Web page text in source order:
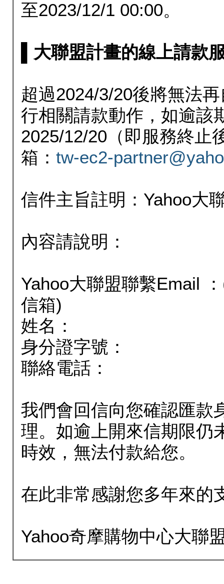
至2023/12/1 00:00。
▌大聯盟計畫的線上請款
超過2024/3/20後將無法
行相關請款動作，如逾該
2025/12/20（即服務終止
箱： tw-ec2-
信件主旨註明：Yahoo大
內容請說明：
Yahoo大聯盟聯繫Email
信箱)
姓名：
身分證字號：
聯絡電話：
我們會回信向您確認匯款
理。如逾上開來信期限仍
時效，無法付款給您。
在此非常感謝您多年來的
Yahoo奇摩購物中心大